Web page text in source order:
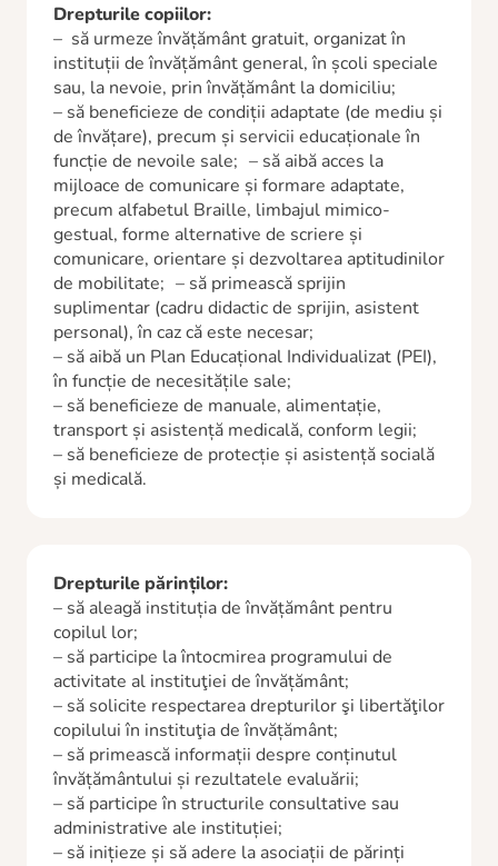
Drepturile copiilor:
– să urmeze învățământ gratuit, organizat în
instituții de învățământ general, în școli speciale
sau, la nevoie, prin învățământ la domiciliu;
– să beneficieze de condiții adaptate (de mediu și
de învățare), precum și servicii educaționale în
funcție de nevoile sale; – să aibă acces la
mijloace de comunicare și formare adaptate,
precum alfabetul Braille, limbajul mimico-
gestual, forme alternative de scriere și
comunicare, orientare și dezvoltarea aptitudinilor
de mobilitate; – să primească sprijin
suplimentar (cadru didactic de sprijin, asistent
personal), în caz că este necesar;
– să aibă un Plan Educațional Individualizat (PEI),
în funcție de necesitățile sale;
– să beneficieze de manuale, alimentație,
transport și asistență medicală, conform legii;
– să beneficieze de protecție și asistență socială
și medicală.
Drepturile părinților:
– să aleagă instituția de învățământ pentru
copilul lor;
– să participe la întocmirea programului de
activitate al instituţiei de învățământ;
– să solicite respectarea drepturilor şi libertăţilor
copilului în instituţia de învățământ;
– să primească informații despre conținutul
învățământului și rezultatele evaluării;
– să participe în structurile consultative sau
administrative ale instituției;
– să inițieze și să adere la asociații de părinți